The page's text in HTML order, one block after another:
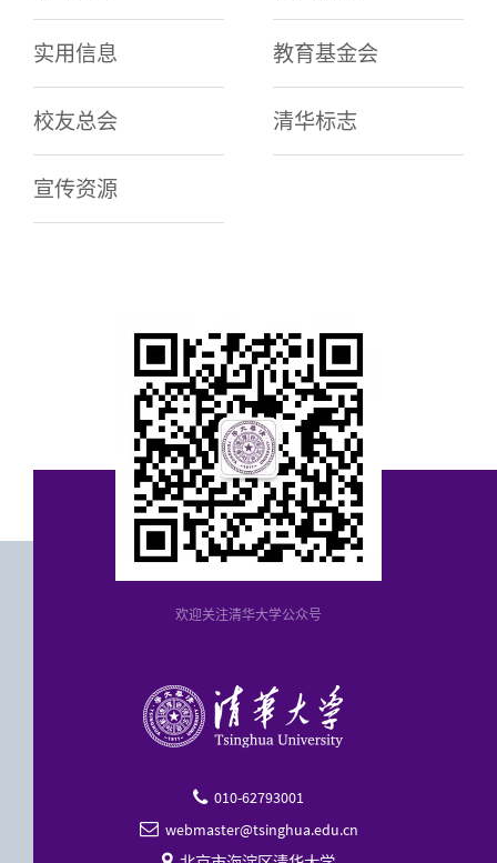
实用信息 教育基金会
校友总会 清华标志
宣传资源
欢迎关注清华大学公众号
 010-62793001
 webmaster@tsinghua.edu.cn